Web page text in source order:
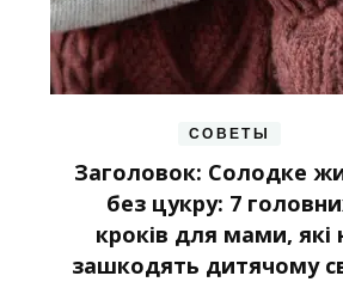
СОВЕТЫ
Заголовок: Солодке
без цукру: 7
кроків для мами, які
зашкодять дитячому